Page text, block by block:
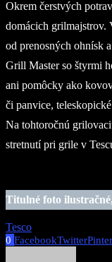
Okrem čerstvých
domácich grilmajstrov.
od prenosných ohnísk
Grill Master so štyrmi
ani pomôcky ako
či panvice,
Na tohtoročnú
stretnutí pri grile v
Titulné foto
Tesco
0 FacebookTwitter